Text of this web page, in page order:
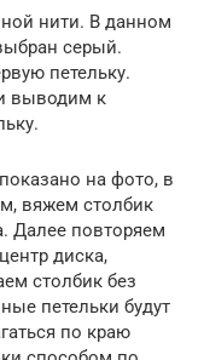
нити. В данном
серый.
петельку.
выводим к
на фото, в
вяжем столбик
Далее повторяем
диска,
столбик без
петельки будут
по краю